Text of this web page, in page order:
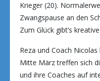
Krieger (20).
Zwangspause an den
Zum Glück gibt’s
Reza und Coach
Mitte März treffen sich
und ihre Coaches auf